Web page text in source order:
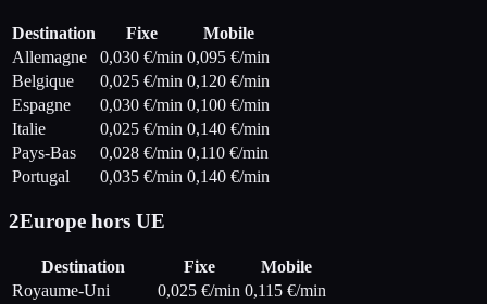
Destination Fixe
Mobile
Allemagne
0,030 €/min 0,095 €/min
Belgique
0,025 €/min 0,120 €/min
Espagne
0,030 €/min 0,100 €/min
Italie
0,025 €/min 0,140 €/min
Pays-Bas
0,028 €/min 0,110 €/min
Portugal
0,035 €/min 0,140 €/min
2Europe hors UE
Destination Fixe
Mobile
Royaume-Uni
0,025 €/min 0,115 €/min